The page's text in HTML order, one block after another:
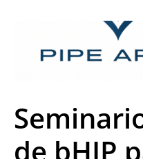
de bHIP